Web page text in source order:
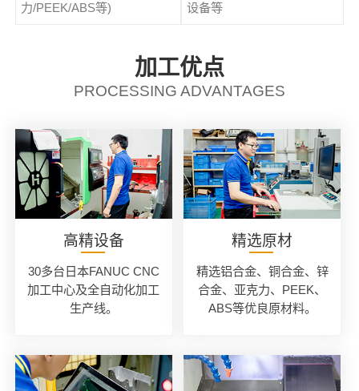
力/PEEK/ABS等)
设备等
加工优点
PROCESSING ADVANTAGES
高精设备
30多台日本FANUC CNC
加工中心及全自动化加工
生产线。
精选原材
精选铝合金、铜合金、锌
合金、亚克力、PEEK、
ABS等优良原材料。